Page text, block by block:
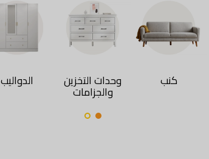
كنب وحدات التخزين
والجزامات
الدواليب